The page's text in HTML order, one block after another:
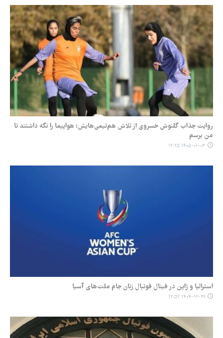
روایت جذاب گلنوش خسروی از تلاش هم‌تیمی‌هایش؛ هواپیما را نگه داشتند تا
من برسم
۱۴۰۵-۰۱-۰۳ ۱۲:۲۵
استرالیا و ژاپن در فینال فوتبال زنان جام ملت‌های آسیا
۱۴۰۴-۱۲-۲۹ ۱۲:۵۲